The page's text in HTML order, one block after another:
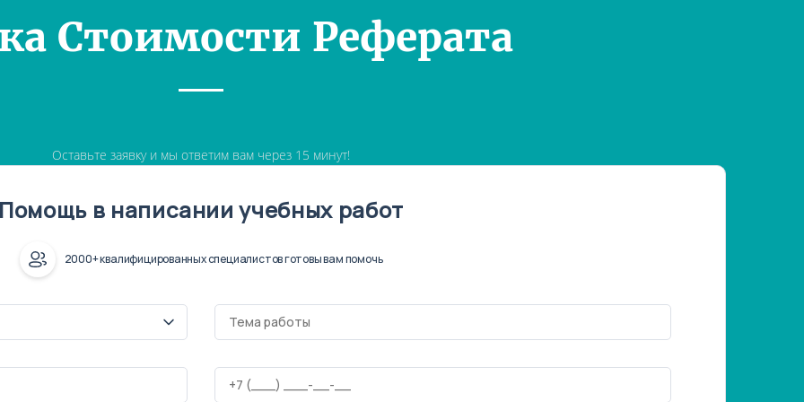
Стоимости Реферата
Оставьте заявку и мы ответим вам через 15 минут!
в написании учебных работ
2000+ квалифицированных специалистов готовы вам помочь